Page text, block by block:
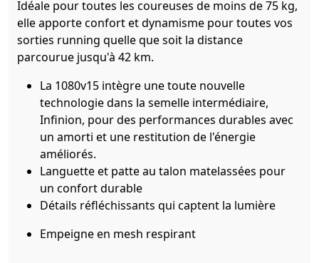
Idéale pour toutes les coureuses de moins de 75 kg,
elle apporte confort et dynamisme pour toutes vos
sorties running quelle que soit la distance
parcourue jusqu'à 42 km.
La 1080v15 intègre une toute nouvelle
technologie dans la semelle intermédiaire,
Infinion, pour des performances durables avec
un amorti et une restitution de l'énergie
améliorés.
Languette et patte au talon matelassées pour
un confort durable
Détails réfléchissants qui captent la lumière
Empeigne en mesh respirant